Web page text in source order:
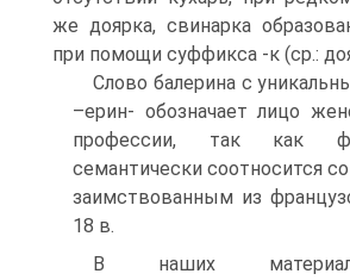
же доярка, свинарка
при помощи суффикса -к (ср.:
Слово балерина с
–ерин- обозначает лицо
профессии, так как
семантически соотносится
заимствованным из
18 в.
В наших